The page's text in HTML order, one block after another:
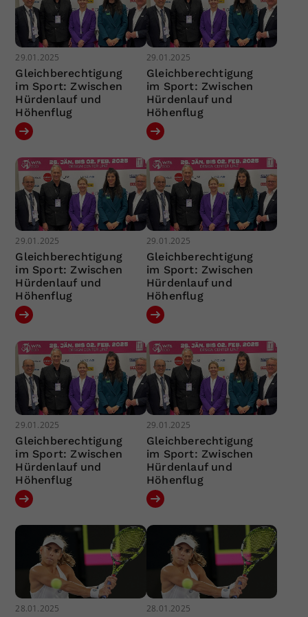
29.01.2025
Gleichberechtigung
im Sport: Zwischen
Hürdenlauf und
Höhenflug
29.01.2025
Gleichberechtigung
im Sport: Zwischen
Hürdenlauf und
Höhenflug
29.01.2025
Gleichberechtigung
im Sport: Zwischen
Hürdenlauf und
Höhenflug
29.01.2025
Gleichberechtigung
im Sport: Zwischen
Hürdenlauf und
Höhenflug
29.01.2025
Gleichberechtigung
im Sport: Zwischen
Hürdenlauf und
Höhenflug
29.01.2025
Gleichberechtigung
im Sport: Zwischen
Hürdenlauf und
Höhenflug
28.01.2025 28.01.2025